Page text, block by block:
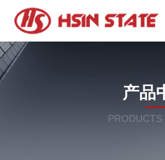
产品
PRODUCTS